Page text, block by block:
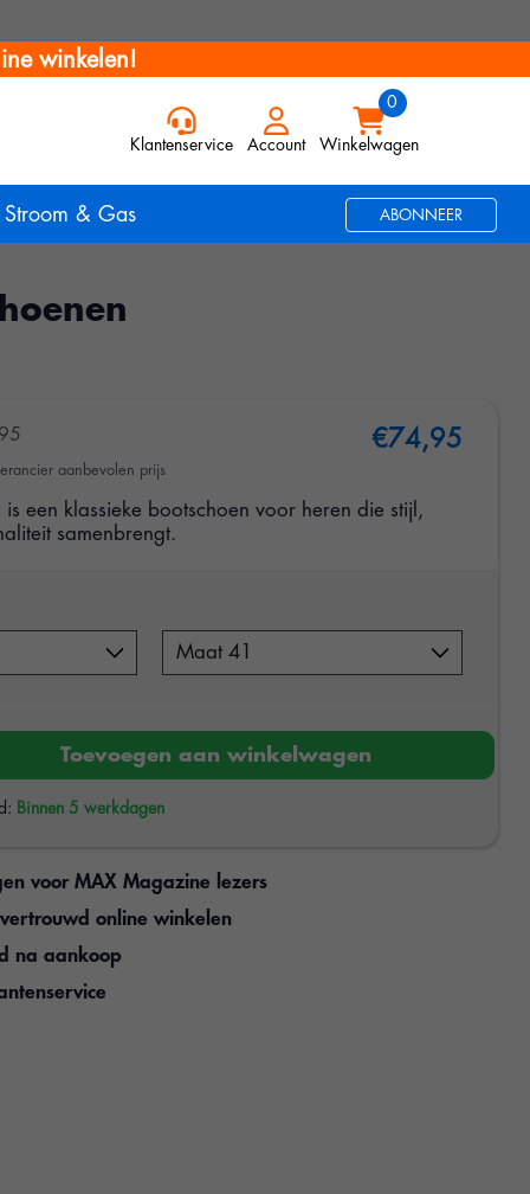
winkelen!
Klantenservice Account Winkelwagen
Stroom & Gas ABONNEER
aanbevolen prijs
€74,95
is een klassieke bootschoen voor heren die stijl,
samenbrengt.
Toevoegen aan winkelwagen
Binnen 5 werkdagen
voor MAX Magazine lezers
online winkelen
na aankoop